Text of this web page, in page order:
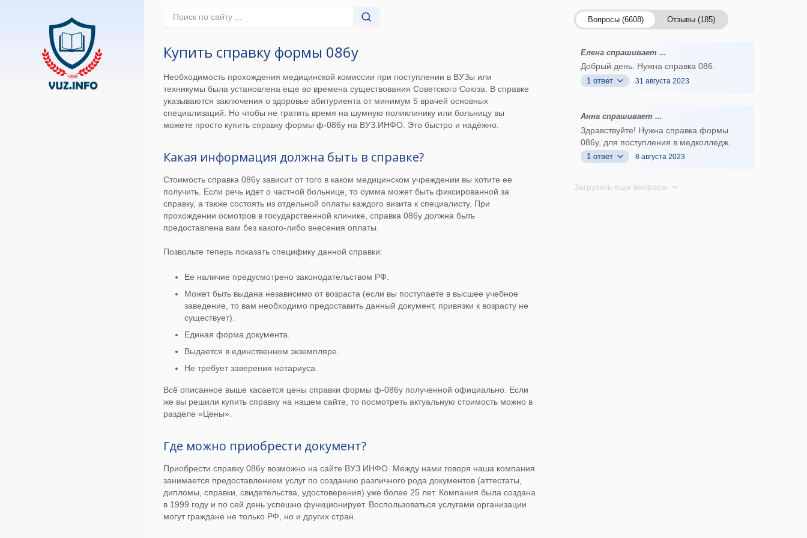
Купить справку формы 086у
Необходимость прохождения медицинской комиссии при поступлении в ВУЗы или
техникумы была установлена еще во времена существования Советского Союза. В справке
указываются заключения о здоровье абитуриента от минимум 5 врачей основных
специализаций. Но чтобы не тратить время на шумную поликлинику или больницу вы
можете просто купить справку формы ф-086у на ВУЗ.ИНФО. Это быстро и надёжно.
Какая информация должна быть в справке?
Стоимость справка 086у зависит от того в каком медицинском учреждении вы хотите ее
получить. Если речь идет о частной больнице, то сумма может быть фиксированной за
справку, а также состоять из отдельной оплаты каждого визита к специалисту. При
прохождении осмотров в государственной клинике, справка 086у должна быть
предоставлена вам без какого-либо внесения оплаты.
Позвольте теперь показать специфику данной справки:
Ее наличие предусмотрено законодательством РФ.
Может быть выдана независимо от возраста (если вы поступаете в высшее учебное
заведение, то вам необходимо предоставить данный документ, привязки к возрасту не
существует).
Единая форма документа.
Выдается в единственном экземпляре.
Не требует заверения нотариуса.
Всё описанное выше касается цены справки формы ф-086у полученной официально. Если
же вы решили купить справку на нашем сайте, то посмотреть актуальную стоимость можно в
разделе «Цены».
Где можно приобрести документ?
Приобрести справку 086у возможно на сайте ВУЗ ИНФО. Между нами говоря наша компания
занимается предоставлением услуг по созданию различного рода документов (аттестаты,
дипломы, справки, свидетельства, удостоверения) уже более 25 лет. Компания была создана
в 1999 году и по сей день успешно функционирует. Воспользоваться услугами организации
могут граждане не только РФ, но и других стран.
Вопросы (6608) Отзывы (185)
Елена спрашивает ...
Добрый день. Нужна справка 086.
1 ответ 31 августа 2023
Анна спрашивает ...
Здравствуйте! Нужна справка формы
086у, для поступления в медколледж.
1 ответ 8 августа 2023
Загрузить еще вопросы